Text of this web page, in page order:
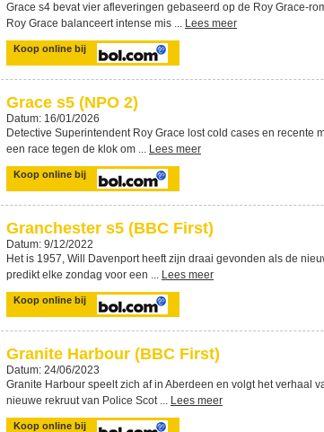
Grace s4 bevat vier afleveringen gebaseerd op de Roy Grace-
Roy Grace balanceert intense mis ... Lees meer
Koop online bij
Grace s5 (NPO 2)
Datum: 16/01/2026
Detective Superintendent Roy Grace lost cold cases en recente
een race tegen de klok om ... Lees meer
Koop online bij
Granchester s5 (BBC First)
Datum: 9/12/2022
Het is 1957, Will Davenport heeft zijn draai gevonden als de
predikt elke zondag voor een ... Lees meer
Koop online bij
Granite Harbour (BBC First)
Datum: 24/06/2023
Granite Harbour speelt zich af in Aberdeen en volgt het verhaal
nieuwe rekruut van Police Scot ... Lees meer
Koop online bij